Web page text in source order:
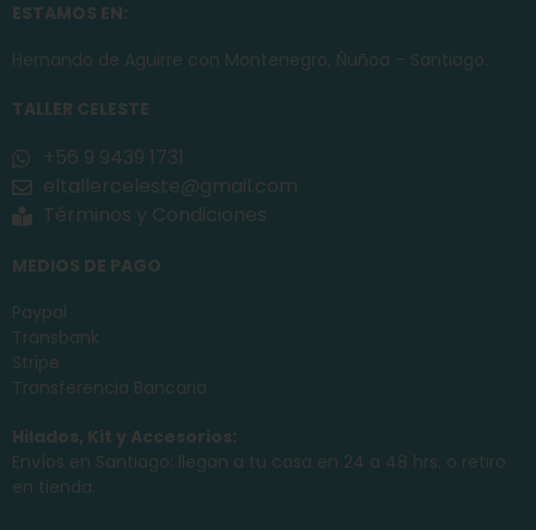
ESTAMOS EN:
Hernando de Aguirre con Montenegro, Ñuñoa – Santiago.
TALLER CELESTE
+56 9 9439 1731
eltallerceleste@gmail.com
Términos y Condiciones
MEDIOS DE PAGO
Paypal
Transbank
Stripe
Transferencia Bancaria
Hilados, Kit y Accesorios:
Envíos en Santiago: llegan a tu casa en 24 a 48 hrs. o retiro
en tienda.